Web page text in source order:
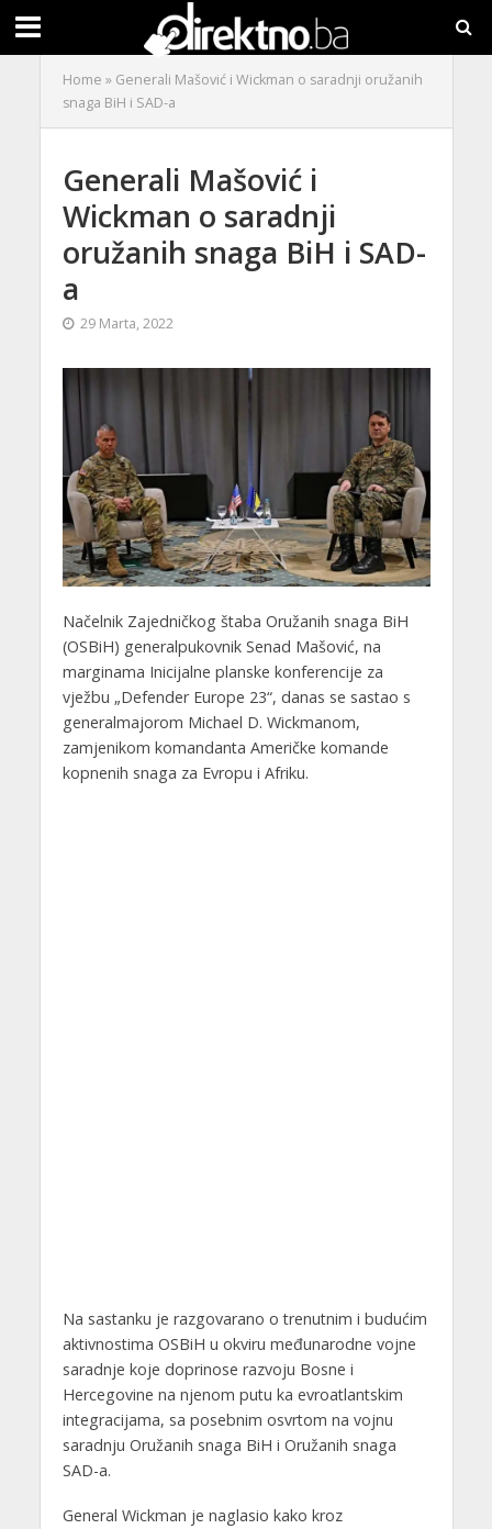
Home » Generali Mašović i Wickman o saradnji oružanih
snaga BiH i SAD-a
Generali Mašović i
Wickman o saradnji
oružanih snaga BiH i SAD-
a
29 Marta, 2022
Načelnik Zajedničkog štaba Oružanih snaga BiH
(OSBiH) generalpukovnik Senad Mašović, na
marginama Inicijalne planske konferencije za
vježbu „Defender Europe 23“, danas se sastao s
generalmajorom Michael D. Wickmanom,
zamjenikom komandanta Američke komande
kopnenih snaga za Evropu i Afriku.
Na sastanku je razgovarano o trenutnim i budućim
aktivnostima OSBiH u okviru međunarodne vojne
saradnje koje doprinose razvoju Bosne i
Hercegovine na njenom putu ka evroatlantskim
integracijama, sa posebnim osvrtom na vojnu
saradnju Oružanih snaga BiH i Oružanih snaga
SAD-a.
General Wickman je naglasio kako kroz